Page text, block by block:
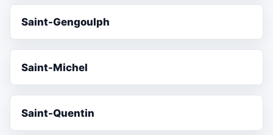
Saint-Gengoulph
Saint-Michel
Saint-Quentin